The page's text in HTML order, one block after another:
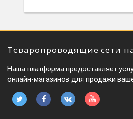
Товаропроводящие сети
Наша платформа предоставляет
онлайн-магазинов для продажи